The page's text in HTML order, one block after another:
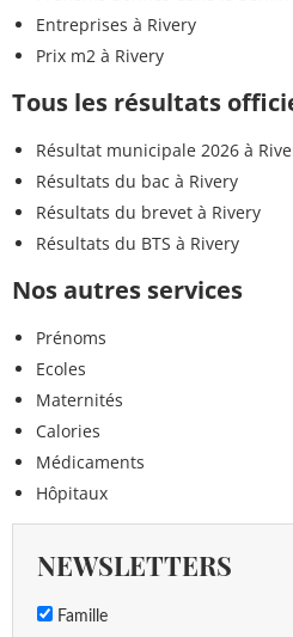
Entreprises à Rivery
Prix m2 à Rivery
Tous les résultats
Résultat municipale 2026 à
Résultats du bac à Rivery
Résultats du brevet à Rivery
Résultats du BTS à Rivery
Nos autres services
Prénoms
Ecoles
Maternités
Calories
Médicaments
Hôpitaux
NEWSLETTERS
Famille